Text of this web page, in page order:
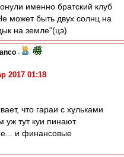
именно братский клуб
может быть двух солнц на
на земле"(цэ)
-
2017 01:18
что гараи с хульками
уж тут куи пинают.
и финансовые